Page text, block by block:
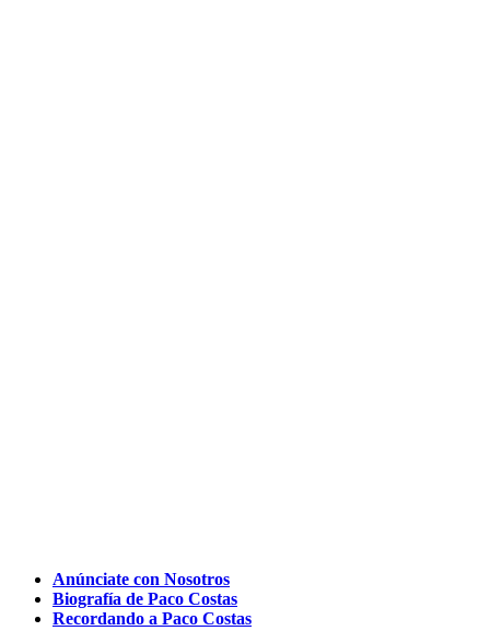
Anúnciate con Nosotros
Biografía de Paco Costas
Recordando a Paco Costas